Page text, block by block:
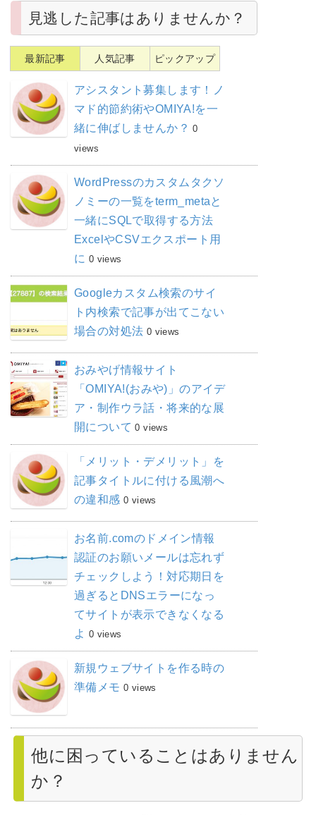
見逃した記事はありませんか？
最新記事 人気記事 ピックアップ
アシスタント募集します！ノ
マド的節約術やOMIYA!を一
緒に伸ばしませんか？ 0
views
WordPressのカスタムタクソ
ノミーの一覧をterm_metaと
一緒にSQLで取得する方法
ExcelやCSVエクスポート用
に 0 views
Googleカスタム検索のサイ
ト内検索で記事が出てこない
場合の対処法 0 views
おみやげ情報サイト
「OMIYA!(おみや)」のアイデ
ア・制作ウラ話・将来的な展
開について 0 views
「メリット・デメリット」を
記事タイトルに付ける風潮へ
の違和感 0 views
お名前.comのドメイン情報
認証のお願いメールは忘れず
チェックしよう！対応期日を
過ぎるとDNSエラーになっ
てサイトが表示できなくなる
よ 0 views
新規ウェブサイトを作る時の
準備メモ 0 views
他に困っていることはありません
か？